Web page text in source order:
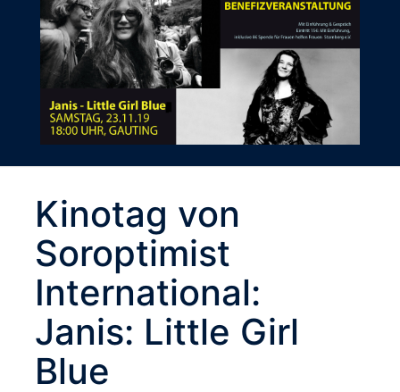
Kinotag von
Soroptimist
International:
Janis: Little Girl
Blue